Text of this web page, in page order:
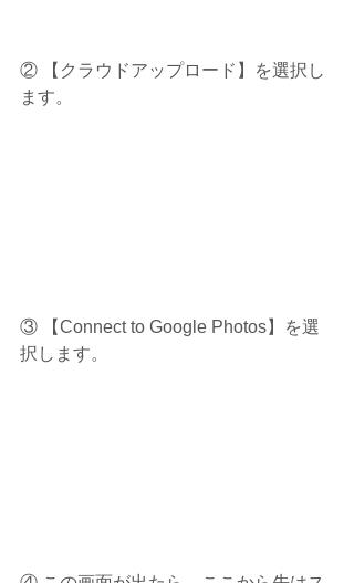
② 【クラウドアップロード】を選択し
ます。
③ 【Connect to Google Photos】を選
択します。